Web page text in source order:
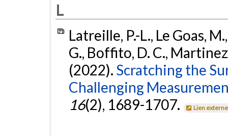
L
Latreille, P.-L., Le Goas,
G., Boffito, D. C.,
(2022). Scratching the
Challenging
16(2), 1689-1707. Lien externe